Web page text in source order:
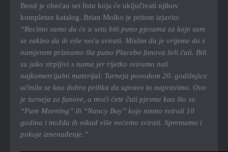
Bend je obećao set listu koja će uključivati njihov
kompletan katalog. Brian Molko je pritom izjavio:
“Recimo samo da će u setu biti puno pjesama za koje sam
se zakleo da ih više neću svirati. Mislim da je vrijeme da s
namjerom priznamo šta puno Placebo fanova želi čuti. Bili
su jako strpljivi s nama jer rijetko sviramo naš
najkomercijalni materijal. Turneja povodom 20. godišnjice
učinila se kao dobra prilika da upravo to napravimo. Ovo
je turneja za fanove, a moći ćete čuti pjesme kao što su
“Pure Morning” ili “Nancy Boy” koje nismo svirali 10
godina i možda ih nikad više nećemo svirati. Spremamo i
pokoje iznenađenje.”